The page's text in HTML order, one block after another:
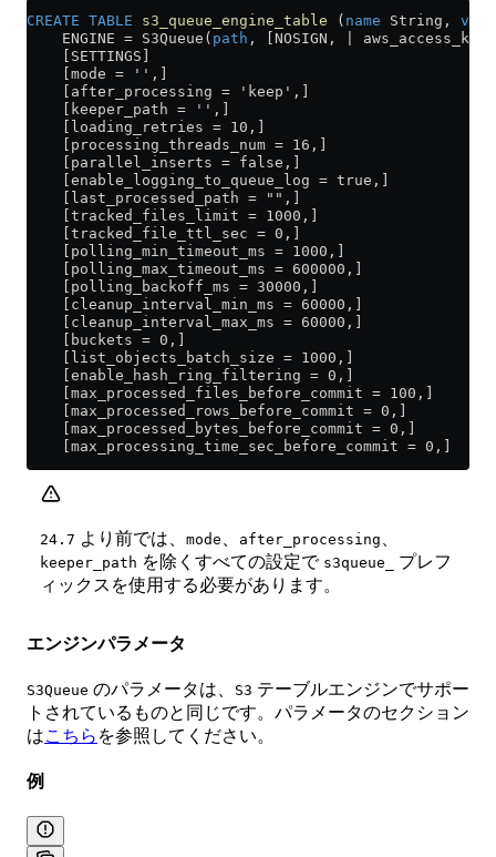
CREATE TABLE s3_queue_engine_table ( name String,
    ENGINE
= S3Queue( path , [NOSIGN, |
    [SETTINGS]
    [mode = '',]
    [after_processing = 'keep',]
    [keeper_path = '',]
    [loading_retries = 10,]
    [processing_threads_num = 16,]
    [parallel_inserts = false,]
    [enable_logging_to_queue_log = true,]
    [last_processed_path = "",]
    [tracked_files_limit = 1000,]
    [tracked_file_ttl_sec = 0,]
    [polling_min_timeout_ms = 1000,]
    [polling_max_timeout_ms = 600000,]
    [polling_backoff_ms = 30000,]
    [cleanup_interval_min_ms = 60000,]
    [cleanup_interval_max_ms = 60000,]
    [buckets = 0,]
    [list_objects_batch_size = 1000,]
    [enable_hash_ring_filtering = 0,]
    [max_processed_files_before_commit = 100,]
    [max_processed_rows_before_commit = 0,]
    [max_processed_bytes_before_commit = 0,]
    [max_processing_time_sec_before_commit = 0,]
24.7 より前では、 mode after_processing
keeper_path を除くすべての設定で s3queue_
プレフ
ィックスを使用する必要があります。
エンジンパラメータ
S3Queue のパラメータは、 S3 テーブルエンジンでサポー
トされているものと同じです。パラメータのセクション
はこちら を参照してください。
例